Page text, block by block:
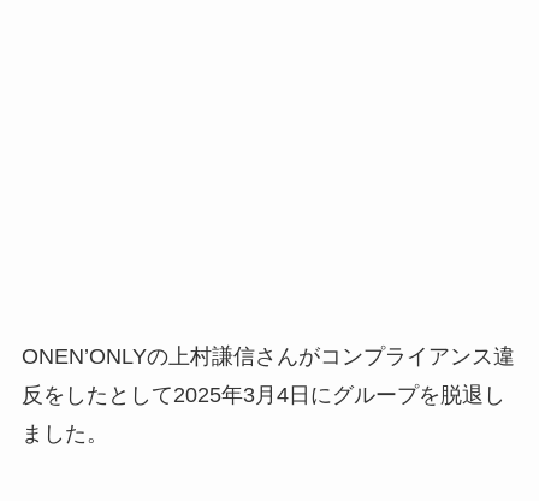
ONEN’ONLYの上村謙信さんがコンプライアンス違
反をしたとして2025年3月4日にグループを脱退し
ました。